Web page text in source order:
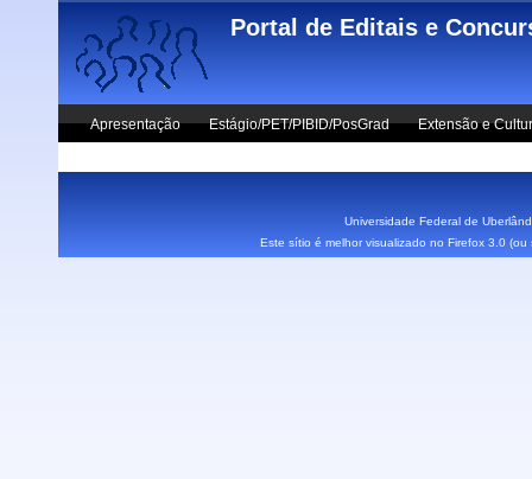
Skip to main content
Portal de Editais e
Apresentação Estágio/PET/PIBID/PosGrad Extensão e
Universidade Federal de
Este sítio é melhor visualizado no Firefox 3.0